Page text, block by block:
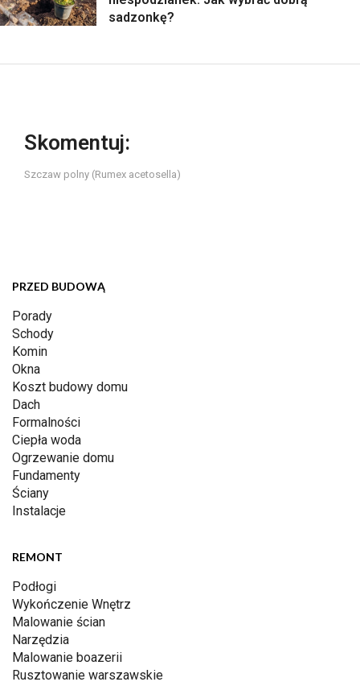
sadzonkę?
Skomentuj:
Szczaw polny (Rumex acetosella)
PRZED BUDOWĄ
Porady
Schody
Komin
Okna
Koszt budowy domu
Dach
Formalności
Ciepła woda
Ogrzewanie domu
Fundamenty
Ściany
Instalacje
REMONT
Podłogi
Wykończenie Wnętrz
Malowanie ścian
Narzędzia
Malowanie boazerii
Rusztowanie warszawskie